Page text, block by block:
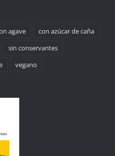
agave
con azúcar de caña
sin conservantes
vegano